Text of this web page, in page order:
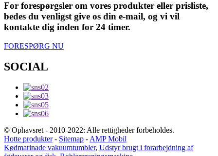
For forespørgsler om vores produkter eller prisliste,
bedes du venligst give os din e-mail, og vi vil
kontakte dig inden for 24 timer.
FORESPØRG NU
SOCIAL
© Ophavsret - 2010-2022: Alle rettigheder forbeholdes.
Hotte produkter- Sitemap - AMP Mobil
Kødmarinade vakuumtumbler, Udstyr brugt i forarbejdning af